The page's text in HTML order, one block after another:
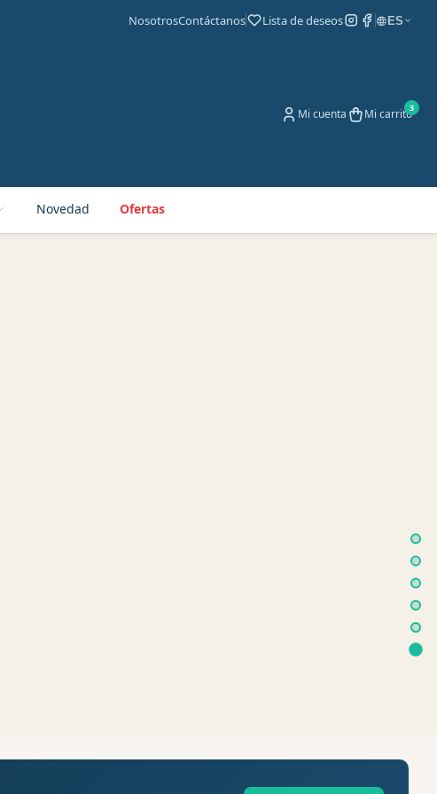
NosotrosContáctanos Lista de deseos ES
Mi cuenta Mi carrito
Novedad Ofertas